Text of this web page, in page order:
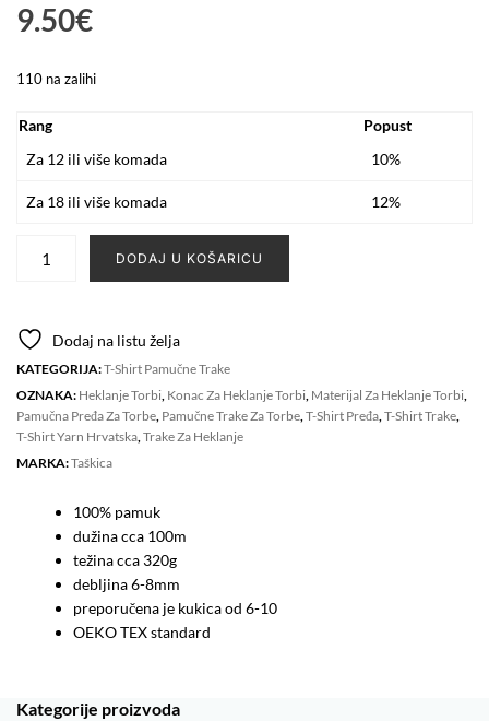
9.50€
110 na zalihi
Rang
Popust
Za 12 ili više komada
10%
Za 18 ili više komada 12%
6-
8mm
IVORY
količina
DODAJ U KOŠARICU
Dodaj na listu želja
KATEGORIJA:T-Shirt Pamučne Trake
OZNAKA: Heklanje Torbi, Konac Za Heklanje Torbi, Materijal Za Heklanje Torbi,
Pamučna Pređa Za Torbe, Pamučne Trake Za Torbe,T-Shirt Pređa,T-Shirt Trake,
T-Shirt Yarn Hrvatska,Trake Za Heklanje
MARKA:Taškica
100% pamuk
dužina cca 100m
težina cca 320g
debljina 6-8mm
preporučena je kukica od 6-10
OEKO TEX standard
Kategorije proizvoda